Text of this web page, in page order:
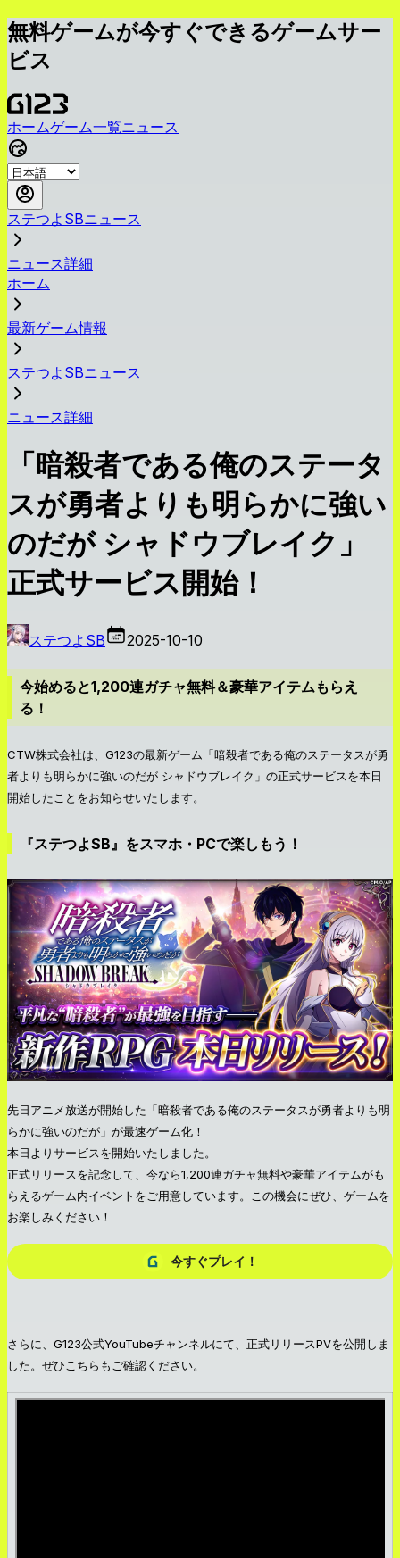
無料ゲームが今すぐできるゲームサー
ビス
ホームゲーム一覧ニュース
ステつよSBニュース
ニュース詳細
ホーム
最新ゲーム情報
ステつよSBニュース
ニュース詳細
「暗殺者である俺のステータ
スが勇者よりも明らかに強い
のだが シャドウブレイク」
正式サービス開始！
ステつよSB 2025-10-10
今始めると1,200連ガチャ無料＆豪華アイテムもらえ
る！
CTW株式会社は、G123の最新ゲーム「暗殺者である俺のステータスが勇
者よりも明らかに強いのだが シャドウブレイク」の正式サービスを本日
開始したことをお知らせいたします。
『ステつよSB』をスマホ・PCで楽しもう！
先日アニメ放送が開始した「暗殺者である俺のステータスが勇者よりも明
らかに強いのだが」が最速ゲーム化！
本日よりサービスを開始いたしました。
正式リリースを記念して、今なら1,200連ガチャ無料や豪華アイテムがも
らえるゲーム内イベントをご用意しています。この機会にぜひ、ゲームを
お楽しみください！
今すぐプレイ！
さらに、G123公式YouTubeチャンネルにて、正式リリースPVを公開しま
した。ぜひこちらもご確認ください。